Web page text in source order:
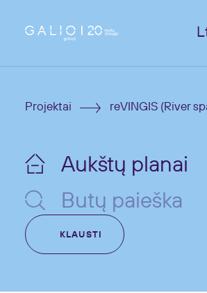
Projektai reVINGIS (River
Aukštų planai
Butų paieška
KLAUSTI